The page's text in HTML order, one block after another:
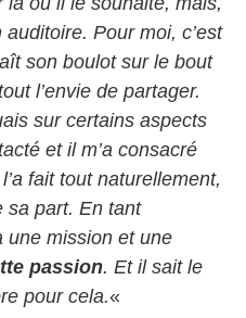
Pour moi, c’est
son boulot sur le bout
l’envie de partager.
sur certains aspects
et il m’a consacré
fait tout naturellement,
sa part. En tant
une mission et une
passion. Et il sait le
pour cela.«